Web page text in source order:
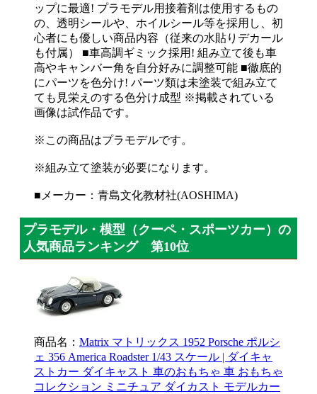
ップに最適! プラモデル用接着剤は使用するもの
の、透明シールや、ホイルシール等を採用し、初
心者にも優しい商品内容（従来の水貼りデカール
も付属） ■車高調ギミック採用! 組み立て後も車
高やキャンバー角を自分好みに調整可能 ■徹底的
にパーツを色分け! パーツ類は未塗装で組み立て
ても見栄えのする色分け成型 ※掲載されている
画像は試作品です。
※この商品はプラモデルです。
※組み立て塗装が必要になります。
■メーカー：青島文化教材社(AOSHIMA)
プラモデル・模型（クーペ・スポーツカー）の
人気商品ランキング 第10位
商品名： Matrix マトリックス 1952 Porsche ポルシ
ェ 356 America Roadster 1/43 スケール | ダイキャ
ストカー ダイキャスト 車のおもちゃ 車 おもちゃ
コレクション ミニチュア ダイカスト モデルカー